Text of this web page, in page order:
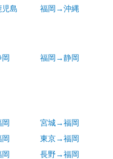
島 福岡→沖縄
福岡→静岡
宮城→福岡
東京→福岡
長野→福岡